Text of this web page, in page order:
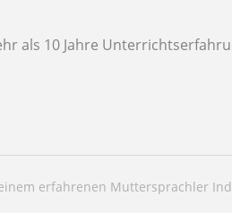
als 10 Jahre
erfahrenen Muttersprachler